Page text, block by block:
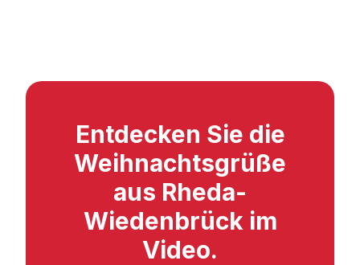
Entdecken Sie die
Weihnachtsgrüße
aus Rheda-
Wiedenbrück im
Video.